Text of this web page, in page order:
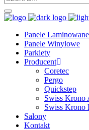
Panele Laminowane
Panele Winylowe
Parkiety
Producent
Coretec
Pergo
Quickstep
Swiss Krono
Swiss Krono
Salony
Kontakt